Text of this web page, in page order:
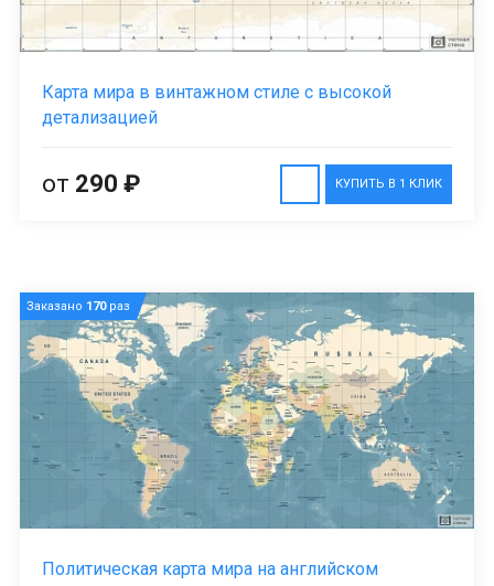
Карта мира в винтажном стиле с высокой
детализацией
КУПИТЬ В 1 КЛИК
от 290 ₽
Заказано 170раз
Политическая карта мира на английском